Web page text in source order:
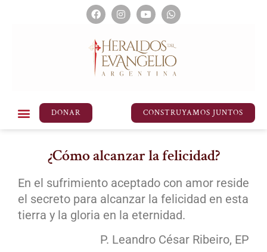
DONAR CONSTRUYAMOS JUNTOS
¿Cómo alcanzar la felicidad?
En el sufrimiento aceptado con amor reside
el secreto para alcanzar la felicidad en esta
tierra y la gloria en la eternidad.
P. Leandro César Ribeiro, EP